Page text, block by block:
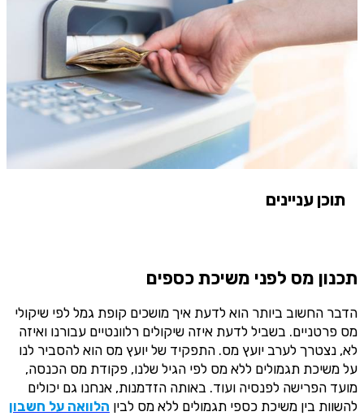
תוכן עניינים
תכנון מס לפני משיכת כספים
הדבר החשוב ביותר הוא לדעת איך מושכים קופת גמל לפי שיקולי
מס פרטניים. בשביל לדעת איזה שיקולים רלוונטיים עבורנו ואיזה
לא, נצטרך לערב יועץ מס. התפקיד של יועץ מס הוא להסביר לנו
על משיכת תגמולים ללא מס לפי הגיל שלנו, פקודת מס הכנסה,
מועד הפרישה לפנסיה ועוד. באותה הזדמנות, אנחנו גם יכולים
להשוות בין משיכת כספי תגמולים ללא מס לבין הלוואה על חשבון